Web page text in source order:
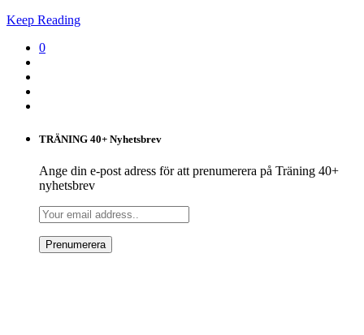
Keep Reading
0
TRÄNING 40+ Nyhetsbrev
Ange din e-post adress för att prenumerera på Träning 40+
nyhetsbrev